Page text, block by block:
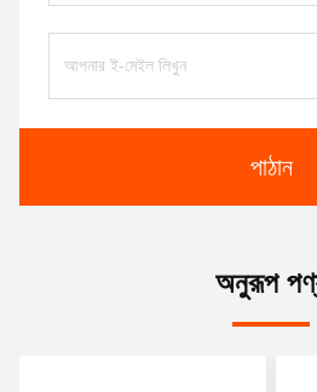
পাঠান
অনুরূপ